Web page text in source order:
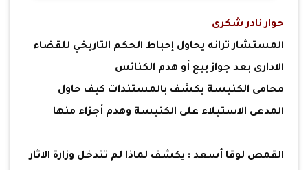
حوار نادر شكرى
المستشار ترانه يحاول إحباط الحكم التاريخي للقضاء
الادارى بعد جواز بيع أو هدم الكنائس
محامى الكنيسة يكشف بالمستندات كيف حاول
المدعى الاستيلاء على الكنيسة وهدم أجزاء منها
القمص لوقا أسعد : يكشف لماذا لم تتدخل وزارة الآثار